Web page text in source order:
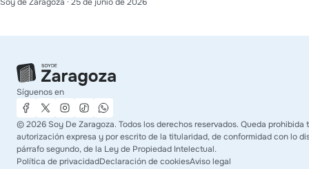
Síguenos en
©2026 Soy De Zaragoza. Todos los derechos reservados. Queda
autorización expresa y por escrito de la titularidad, de conformidad con lo
párrafo segundo, de la Ley de Propiedad Intelectual.
Política de privacidadDeclaración de cookiesAviso legal